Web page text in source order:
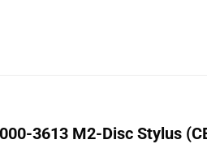
3613 M2-Disc Stylus